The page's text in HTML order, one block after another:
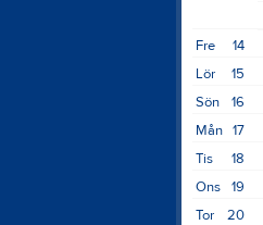
14
Fre
15
Lör
16
Sön
17
Mån
18
Tis
19
Ons
20
Tor